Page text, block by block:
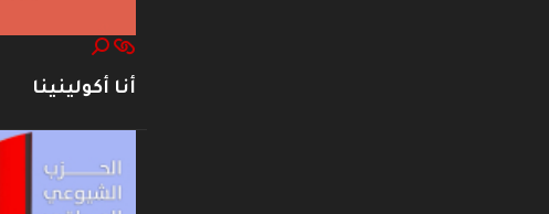
أنا أكولينينا